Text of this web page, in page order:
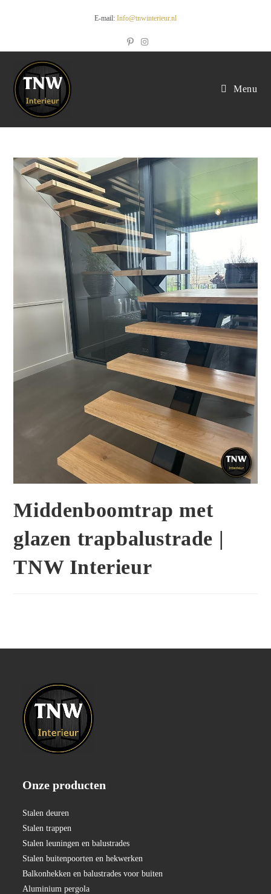
E-mail: Info@tnwinterieur.nl
Menu
Middenboomtrap met
glazen trapbalustrade |
TNW Interieur
Onze producten
Stalen deuren
Stalen trappen
Stalen leuningen en balustrades
Stalen buitenpoorten en hekwerken
Balkonhekken en balustrades voor buiten
Aluminium pergola